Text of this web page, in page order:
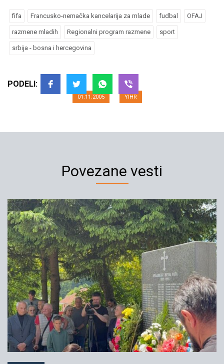
Otvoreno pismo FIFA – Novac od
01.11.2005 YIHR
fifa Francusko-nemačka kancelarija za mlade fudbal OFAJ
razmene mladih Regionalni program razmene sport
srbija - bosna i hercegovina
PODELI:
Povezane vesti